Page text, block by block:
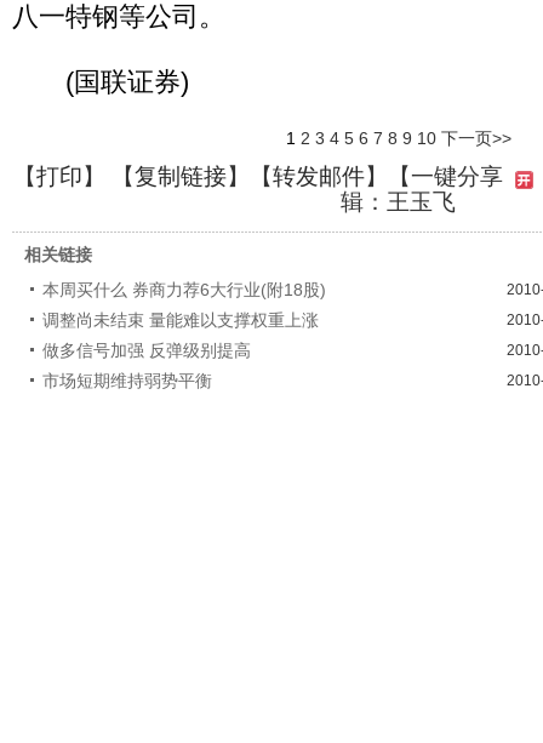
八一特钢等公司。
(国联证券)
1 2 3 4 5 6 7 8 9 10 下一页>>
【打印】 【复制链接】【转发邮件】
【一键分享
辑：王玉飞
相关链接
本周买什么 券商力荐6大行业(附18股)
调整尚未结束 量能难以支撑权重上涨
做多信号加强 反弹级别提高
市场短期维持弱势平衡